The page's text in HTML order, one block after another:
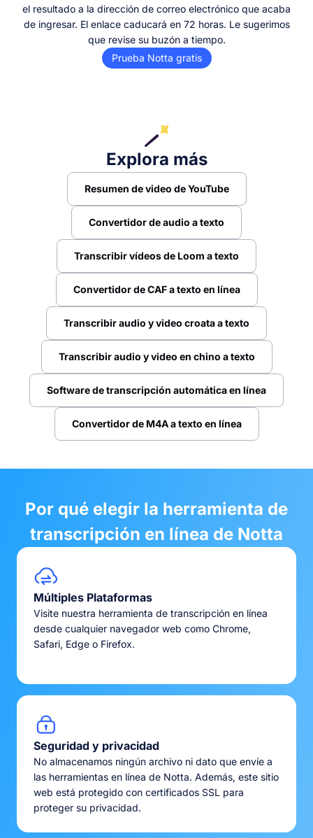
el resultado a la dirección de correo electrónico que acaba
de ingresar. El enlace caducará en 72 horas. Le sugerimos
que revise su buzón a tiempo.
Prueba Notta gratis
Explora más
Resumen de video de YouTube
Convertidor de audio a texto
Transcribir vídeos de Loom a texto
Convertidor de CAF a texto en línea
Transcribir audio y video croata a texto
Transcribir audio y video en chino a texto
Software de transcripción automática en línea
Convertidor de M4A a texto en línea
Por qué elegir la herramienta de
transcripción en línea de Notta
Múltiples Plataformas
Visite nuestra herramienta de transcripción en línea
desde cualquier navegador web como Chrome,
Safari, Edge o Firefox.
Seguridad y privacidad
No almacenamos ningún archivo ni dato que envíe a
las herramientas en línea de Notta. Además, este sitio
web está protegido con certificados SSL para
proteger su privacidad.